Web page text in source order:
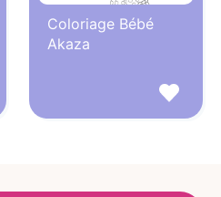
Coloriage Bébé
Akaza